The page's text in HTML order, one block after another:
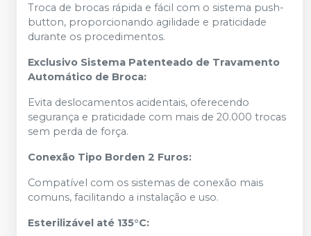
Troca de brocas rápida e fácil com o sistema push-
button, proporcionando agilidade e praticidade
durante os procedimentos.
Exclusivo Sistema Patenteado de Travamento
Automático de Broca:
Evita deslocamentos acidentais, oferecendo
segurança e praticidade com mais de 20.000 trocas
sem perda de força.
Conexão Tipo Borden 2 Furos:
Compatível com os sistemas de conexão mais
comuns, facilitando a instalação e uso.
Esterilizável até 135°C: